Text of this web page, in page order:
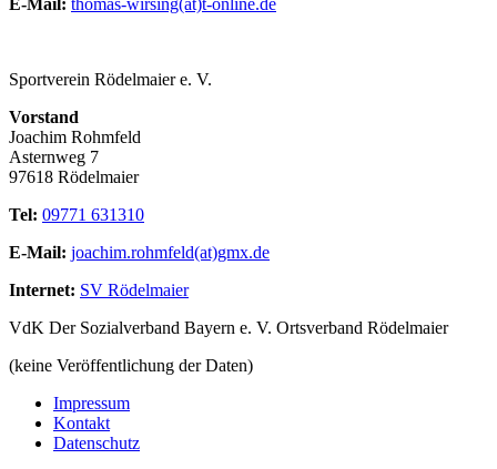
Sportverein Rödelmaier e. V.
Vorstand
Joachim Rohmfeld
Asternweg 7
97618 Rödelmaier
Tel: 09771 631310
E-Mail: joachim.rohmfeld(at)gmx.de
Internet: SV Rödelmaier
VdK Der Sozialverband Bayern e. V. Ortsverband Rödelmaier
(keine Veröffentlichung der Daten)
Impressum
Kontakt
Datenschutz